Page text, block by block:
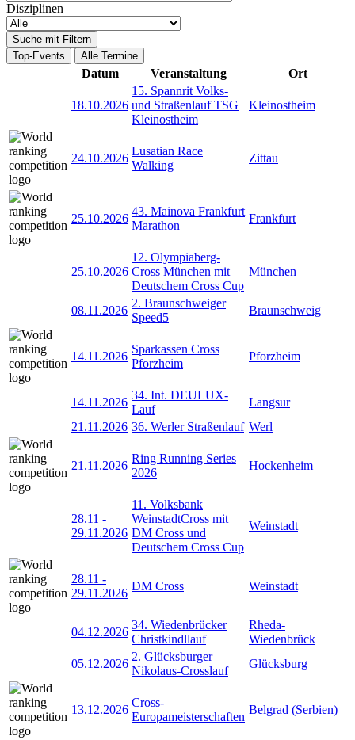
Disziplinen
Suche mit Filtern
Top-Events
Alle Termine
Datum Veranstaltung Ort
18.10.2026
15. Spannrit Volks-
und Straßenlauf TSG
Kleinostheim
Kleinostheim
24.10.2026
Lusatian Race
Walking
Zittau
25.10.2026
43. Mainova Frankfurt
Marathon
Frankfurt
25.10.2026
12. Olympiaberg-
Cross München mit
Deutschem Cross Cup
München
08.11.2026
2. Braunschweiger
Speed5
Braunschweig
14.11.2026
Sparkassen Cross
Pforzheim
Pforzheim
14.11.2026
34. Int. DEULUX-
Lauf
Langsur
21.11.2026 36. Werler Straßenlauf Werl
21.11.2026
Ring Running Series
2026
Hockenheim
28.11 -
29.11.2026
11. Volksbank
WeinstadtCross mit
DM Cross und
Deutschem Cross Cup
Weinstadt
28.11 -
29.11.2026
DM Cross Weinstadt
04.12.2026
34. Wiedenbrücker
Christkindllauf
Rheda-
Wiedenbrück
05.12.2026
2. Glücksburger
Nikolaus-Crosslauf
Glücksburg
13.12.2026
Cross-
Europameisterschaften
Belgrad (Serbien)